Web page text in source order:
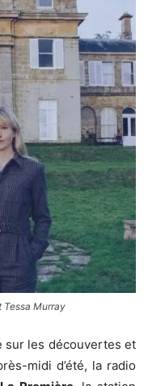
Tessa Murray
sur les découvertes et
midi d’été, la radio